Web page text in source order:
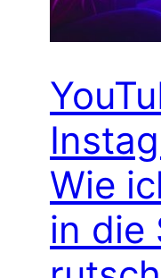
Wie
in die